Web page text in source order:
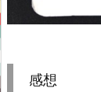
感想